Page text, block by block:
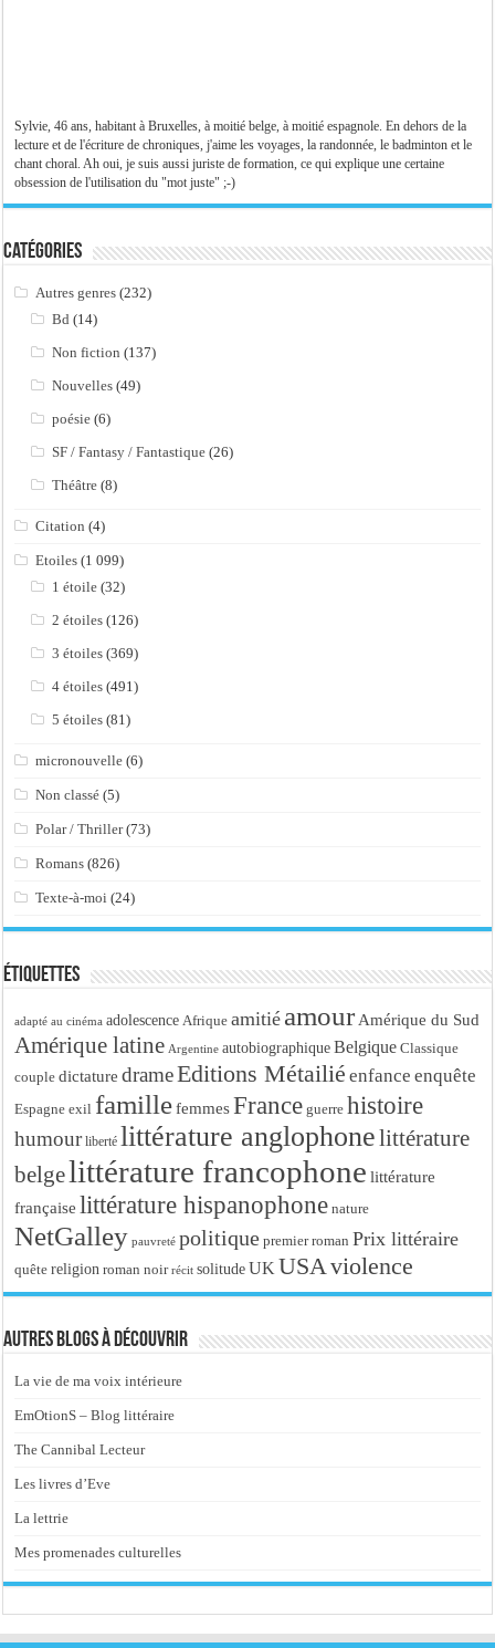
Sylvie, 46 ans, habitant à Bruxelles, à moitié belge, à moitié espagnole. En dehors de la
lecture et de l'écriture de chroniques, j'aime les voyages, la randonnée, le badminton et le
chant choral. Ah oui, je suis aussi juriste de formation, ce qui explique une certaine
obsession de l'utilisation du "mot juste" ;-)
Catégories
Autres genres (232)
Bd (14)
Non fiction (137)
Nouvelles (49)
poésie (6)
SF / Fantasy / Fantastique (26)
Théâtre (8)
Citation (4)
Etoiles (1 099)
1 étoile (32)
2 étoiles (126)
3 étoiles (369)
4 étoiles (491)
5 étoiles (81)
micronouvelle (6)
Non classé (5)
Polar / Thriller(73)
Romans (826)
Texte-à-moi (24)
Étiquettes
adapté au cinéma adolescence Afrique amitié amour Amérique du Sud
Amérique latine Argentine autobiographique Belgique Classique
couple dictature drameEditions Métailié enfance enquête
Espagne exil famille femmes France guerre histoire
humour liberté littérature anglophonelittérature
belgelittérature francophone littérature
française littérature hispanophone nature
NetGalley pauvreté politique premier roman Prix littéraire
quête religion roman noir récit solitude UK USA violence
Autres blogs à découvrir
La vie de ma voix intérieure
EmOtionS – Blog littéraire
The Cannibal Lecteur
Les livres d’Eve
La lettrie
Mes promenades culturelles